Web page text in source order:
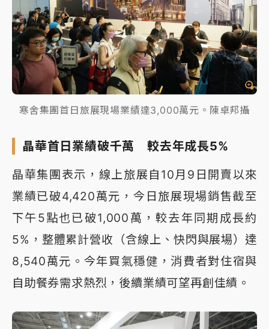
寒舍集團首日旅展現場業績達3,000萬元。陳卓邦攝
晶華首日業績破千萬 較去年成長5%
晶華集團表示，線上旅展自10月9日開賣以來
業績已破4,420萬元，今日旅展現場銷售截至
下午5點也已破1,000萬，較去年同期成長約
5%，整體累計營收（含線上、快閃與展場）達
8,540萬元。今年買氣穩健，消費者對住宿與
自助餐券需求熱烈，後續業績可望再創佳績。